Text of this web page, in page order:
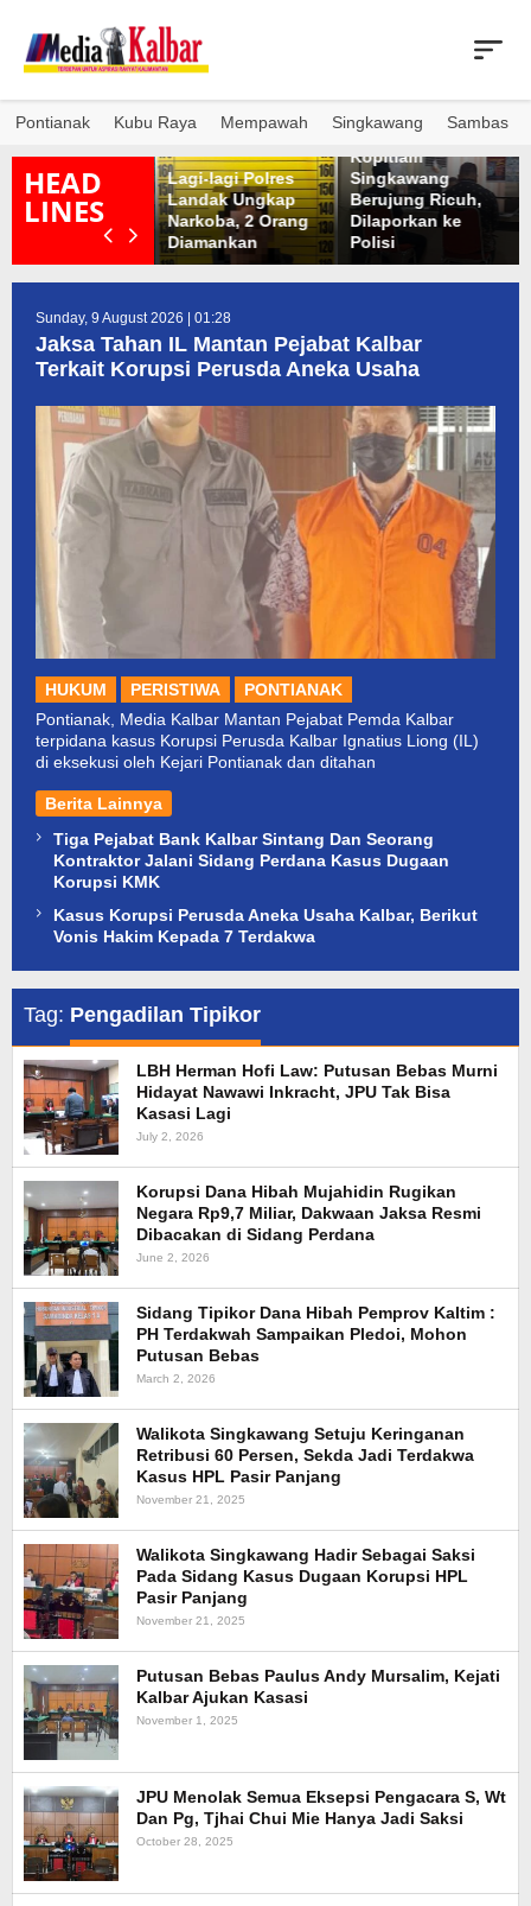
content
Pontianak Kubu Raya Mempawah Singkawang Sambas
HEAD
LINES
Gagal Jadi
Ekonomi
Terkesan
Mengabdi
Lagi-lagi Polres
Landak Ungkap
Narkoba, 2 Orang
Diamankan
Sengketa Lahan
Parkir Oriental
Kopitiam
Singkawang
Berujung Ricuh,
Dilaporkan ke
Polisi
Sunday, 9 August 2026 | 01:28
Jaksa Tahan IL Mantan Pejabat Kalbar
Terkait Korupsi Perusda Aneka Usaha
HUKUM PERISTIWA
PONTIANAK
Pontianak, Media Kalbar Mantan Pejabat Pemda Kalbar
terpidana kasus Korupsi Perusda Kalbar Ignatius Liong (IL)
di eksekusi oleh Kejari Pontianak dan ditahan
Berita Lainnya
Tiga Pejabat Bank Kalbar Sintang Dan Seorang
Kontraktor Jalani Sidang Perdana Kasus Dugaan
Korupsi KMK
Kasus Korupsi Perusda Aneka Usaha Kalbar, Berikut
Vonis Hakim Kepada 7 Terdakwa
Tag: Pengadilan Tipikor
LBH Herman Hofi Law: Putusan Bebas Murni
Hidayat Nawawi Inkracht, JPU Tak Bisa
Kasasi Lagi
July 2, 2026
Korupsi Dana Hibah Mujahidin Rugikan
Negara Rp9,7 Miliar, Dakwaan Jaksa Resmi
Dibacakan di Sidang Perdana
June 2, 2026
Sidang Tipikor Dana Hibah Pemprov Kaltim :
PH Terdakwah Sampaikan Pledoi, Mohon
Putusan Bebas
March 2, 2026
Walikota Singkawang Setuju Keringanan
Retribusi 60 Persen, Sekda Jadi Terdakwa
Kasus HPL Pasir Panjang
November 21, 2025
Walikota Singkawang Hadir Sebagai Saksi
Pada Sidang Kasus Dugaan Korupsi HPL
Pasir Panjang
November 21, 2025
Putusan Bebas Paulus Andy Mursalim, Kejati
Kalbar Ajukan Kasasi
November 1, 2025
JPU Menolak Semua Eksepsi Pengacara S, Wt
Dan Pg, Tjhai Chui Mie Hanya Jadi Saksi
October 28, 2025